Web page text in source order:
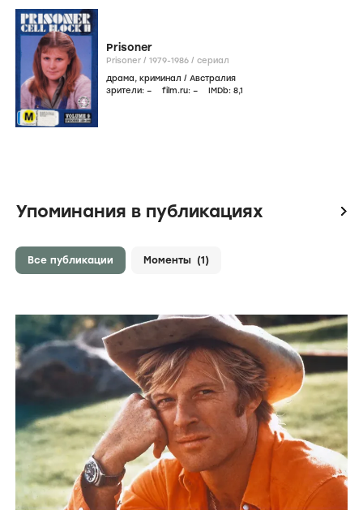
Prisoner
Prisoner / 1979-1986 / сериал
драма, криминал / Австралия
зрители: – film.ru: – IMDb: 8,1
Упоминания в публикациях icon
Все публикации Моменты (1)